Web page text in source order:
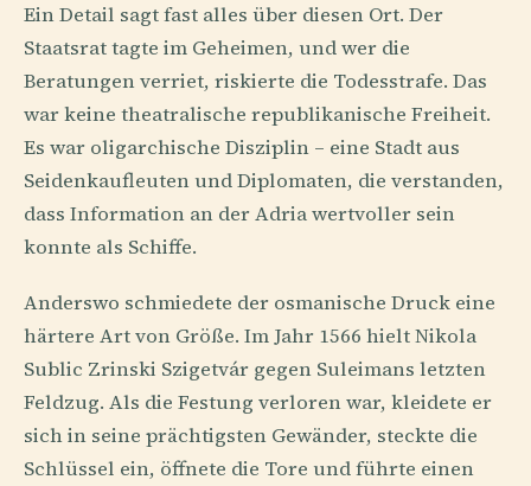
Ein Detail sagt fast alles über diesen Ort. Der
Staatsrat tagte im Geheimen, und wer die
Beratungen verriet, riskierte die Todesstrafe. Das
war keine theatralische republikanische Freiheit.
Es war oligarchische Disziplin – eine Stadt aus
Seidenkaufleuten und Diplomaten, die verstanden,
dass Information an der Adria wertvoller sein
konnte als Schiffe.
Anderswo schmiedete der osmanische Druck eine
härtere Art von Größe. Im Jahr 1566 hielt Nikola
Sublic Zrinski Szigetvár gegen Suleimans letzten
Feldzug. Als die Festung verloren war, kleidete er
sich in seine prächtigsten Gewänder, steckte die
Schlüssel ein, öffnete die Tore und führte einen